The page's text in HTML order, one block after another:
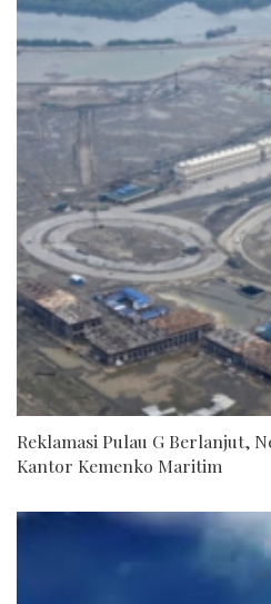
Reklamasi Pulau G Berlanjut,
Kantor Kemenko Maritim